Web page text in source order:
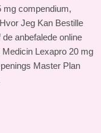
mg compendium,
Jeg Kan Bestille
anbefalede online
Lexapro 20 mg
Master Plan